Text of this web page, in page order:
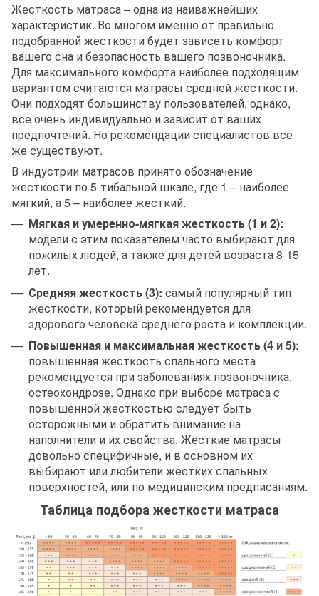
Жесткость матраса – одна из наиважнейших
характеристик. Во многом именно от правильно
подобранной жесткости будет зависеть комфорт
вашего сна и безопасность вашего позвоночника.
Для максимального комфорта наиболее подходящим
вариантом считаются матрасы средней жесткости.
Они подходят большинству пользователей, однако,
все очень индивидуально и зависит от ваших
предпочтений. Но рекомендации специалистов все
же существуют.
В индустрии матрасов принято обозначение
жесткости по 5-тибальной шкале, где 1 – наиболее
мягкий, а 5 – наиболее жесткий.
Мягкая и умеренно-мягкая жесткость (1 и 2):
модели с этим показателем часто выбирают для
пожилых людей, а также для детей возраста 8-15
лет.
Средняя жесткость (3): самый популярный тип
жесткости, который рекомендуется для
здорового человека среднего роста и комплекции.
Повышенная и максимальная жесткость (4 и 5):
повышенная жесткость спального места
рекомендуется при заболеваниях позвоночника,
остеохондрозе. Однако при выборе матраса с
повышенной жесткостью следует быть
осторожными и обратить внимание на
наполнители и их свойства. Жесткие матрасы
довольно специфичные, и в основном их
выбирают или любители жестких спальных
поверхностей, или по медицинским предписаниям.
Таблица подбора жесткости матраса